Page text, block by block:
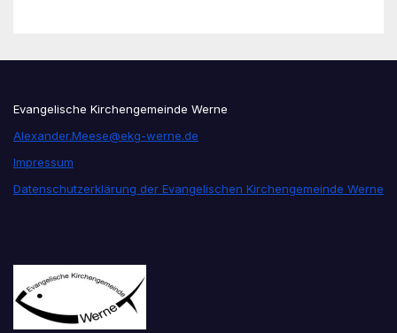
Evangelische Kirchengemeinde Werne
Alexander.Meese@ekg-werne.de
Impressum
Datenschutzerklärung der Evangelischen Kirchengemeinde Werne